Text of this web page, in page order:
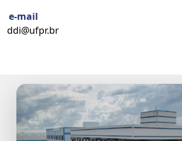
e-mail
ddi@ufpr.br